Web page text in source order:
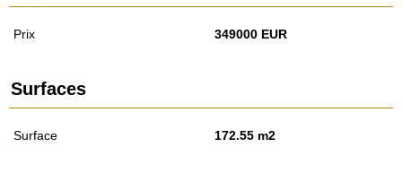
Prix 349000 EUR
Surfaces
Surface 172.55 m2